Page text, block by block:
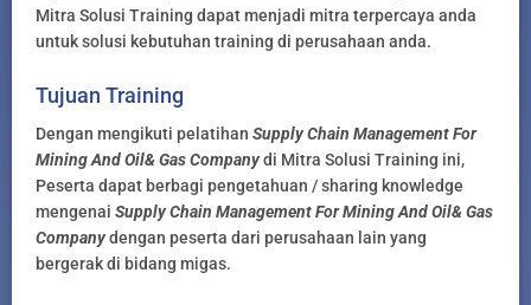
Mitra Solusi Training dapat menjadi mitra terpercaya anda
untuk solusi kebutuhan training di perusahaan anda.
Tujuan Training
Dengan mengikuti pelatihan Supply Chain Management For
Mining And Oil& Gas Companydi Mitra Solusi Training ini,
Peserta dapat berbagi pengetahuan / sharing knowledge
mengenai Supply Chain Management For Mining And Oil& Gas
Companydengan peserta dari perusahaan lain yang
bergerak di bidang migas.